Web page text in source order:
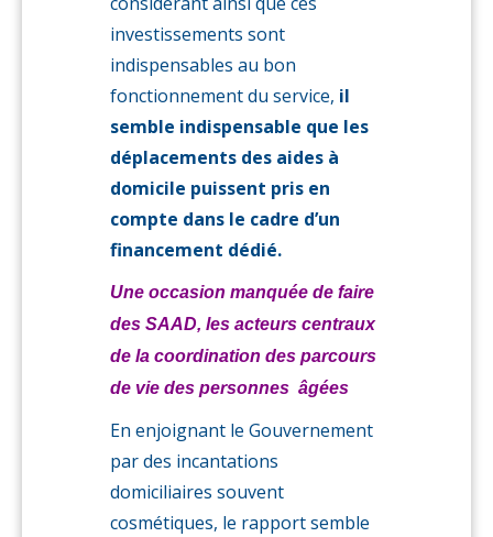
investissements sont
indispensables au bon
fonctionnement du service, il
semble indispensable que les
déplacements des aides à
domicile puissent pris en
compte dans le cadre d’un
financement dédié.
Une occasion manquée de faire
des SAAD, les acteurs centraux
de la coordination des parcours
de vie des personnes âgées
En enjoignant le Gouvernement
par des incantations
domiciliaires souvent
cosmétiques, le rapport semble